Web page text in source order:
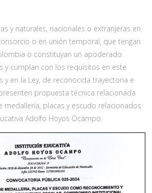
y naturales, nacionales o extranjeras en
o en unión temporal, que tengan
o constituyan un apoderado
y cumplan con los requisitos en este
y en la Ley, de reconocida trayectoria e
propuesta técnica relacionada
medalleria, placas y escudo relacionados
Adolfo Hoyos Ocampo.